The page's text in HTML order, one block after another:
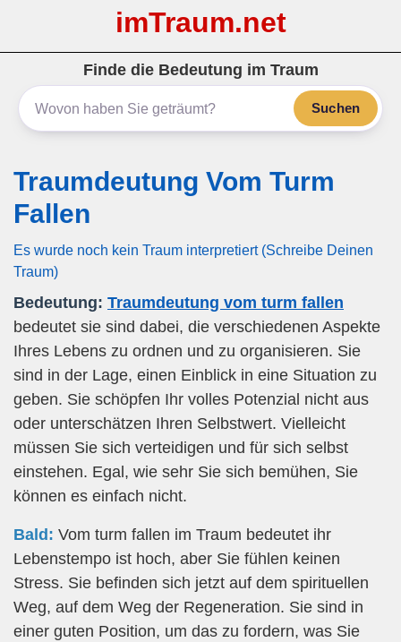
imTraum.net
Finde die Bedeutung im Traum
Suchen
Traumdeutung Vom Turm
Fallen
Es wurde noch kein Traum interpretiert (Schreibe Deinen
Traum)
Bedeutung: Traumdeutung vom turm fallen
bedeutet sie sind dabei, die verschiedenen Aspekte
Ihres Lebens zu ordnen und zu organisieren. Sie
sind in der Lage, einen Einblick in eine Situation zu
geben. Sie schöpfen Ihr volles Potenzial nicht aus
oder unterschätzen Ihren Selbstwert. Vielleicht
müssen Sie sich verteidigen und für sich selbst
einstehen. Egal, wie sehr Sie sich bemühen, Sie
können es einfach nicht.
Bald: Vom turm fallen im Traum bedeutet ihr
Lebenstempo ist hoch, aber Sie fühlen keinen
Stress. Sie befinden sich jetzt auf dem spirituellen
Weg, auf dem Weg der Regeneration. Sie sind in
einer guten Position, um das zu fordern, was Sie